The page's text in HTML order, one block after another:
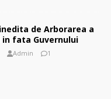
de Arborarea a
in fata Guvernului
Admin 1